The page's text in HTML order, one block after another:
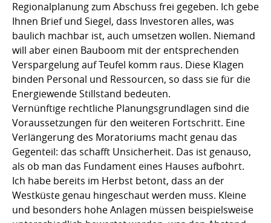
Regionalplanung zum Abschuss frei gegeben. Ich gebe
Ihnen Brief und Siegel, dass Investoren alles, was
baulich machbar ist, auch umsetzen wollen. Niemand
will aber einen Bauboom mit der entsprechenden
Verspargelung auf Teufel komm raus. Diese Klagen
binden Personal und Ressourcen, so dass sie für die
Energiewende Stillstand bedeuten.
Vernünftige rechtliche Planungsgrundlagen sind die
Voraussetzungen für den weiteren Fortschritt. Eine
Verlängerung des Moratoriums macht genau das
Gegenteil: das schafft Unsicherheit. Das ist genauso,
als ob man das Fundament eines Hauses aufbohrt.
Ich habe bereits im Herbst betont, dass an der
Westküste genau hingeschaut werden muss. Kleine
und besonders hohe Anlagen müssen beispielsweise